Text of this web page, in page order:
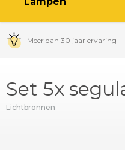
Meer dan 30 jaar ervaring
Set 5x
Lichtbronnen